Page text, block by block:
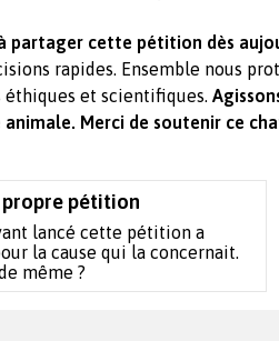
partager cette pétition dès
rapides. Ensemble nous
et scientifiques.
Merci de soutenir ce
pétition
lancé cette pétition a
la cause qui la concernait.
même ?